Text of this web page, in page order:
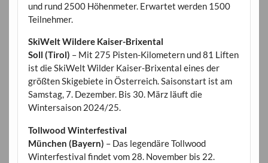
und rund 2500 Höhenmeter. Erwartet werden 1500
Teilnehmer.
SkiWelt Wildere Kaiser-Brixental
Soll (Tirol) – Mit 275 Pisten-Kilometern und 81 Liften
ist die SkiWelt Wilder Kaiser-Brixental eines der
größten Skigebiete in Österreich. Saisonstart ist am
Samstag, 7. Dezember. Bis 30. März läuft die
Wintersaison 2024/25.
Tollwood Winterfestival
München (Bayern) – Das legendäre Tollwood
Winterfestival findet vom 28. November bis 22.